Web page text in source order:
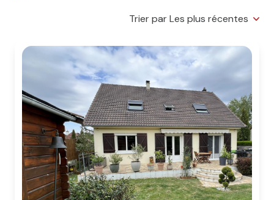
Trier par Les plus récentes